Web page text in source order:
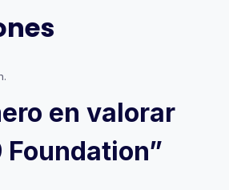
en valorar
Foundation”